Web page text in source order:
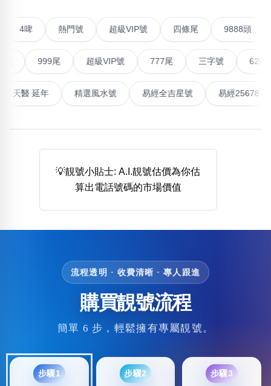
不包含數字
無0 無2無3無4無5 無7無8無9
清除全部分類
搜尋
熱門分類
888尾
999尾 777尾 9字頭 6字頭
多8字 9888頭 二字號
三字號
5萬以上 生天延 全吉星(全號)
高級分類 i
幸運分類
基本分類
生天延/貴財成
熱門號 超級VIP號 四條尾 9888頭
999尾 超級VIP號 777尾 三字號 6288頭
量生氣 天醫 延年 精選風水號 易經全吉星號 易經
💡靚號小貼士: A.I.靚號估價為你估
算出電話號碼的市場價值
流程透明 · 收費清晰 · 專人跟進
購買靚號流程
簡單 6 步，輕鬆擁有專屬靚號。
步驟1 步驟2 步驟3